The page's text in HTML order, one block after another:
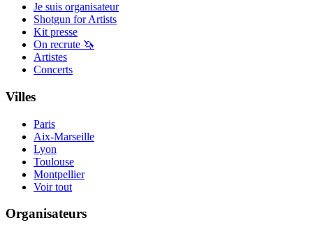
Je suis organisateur
Shotgun for Artists
Kit presse
On recrute 🦄
Artistes
Concerts
Villes
Paris
Aix-Marseille
Lyon
Toulouse
Montpellier
Voir tout
Organisateurs